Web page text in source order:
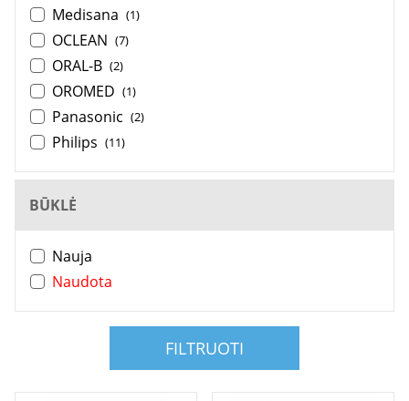
Medisana (1)
OCLEAN (7)
ORAL-B (2)
OROMED (1)
Panasonic (2)
Philips (11)
BŪKLĖ
Nauja
Naudota
FILTRUOTI